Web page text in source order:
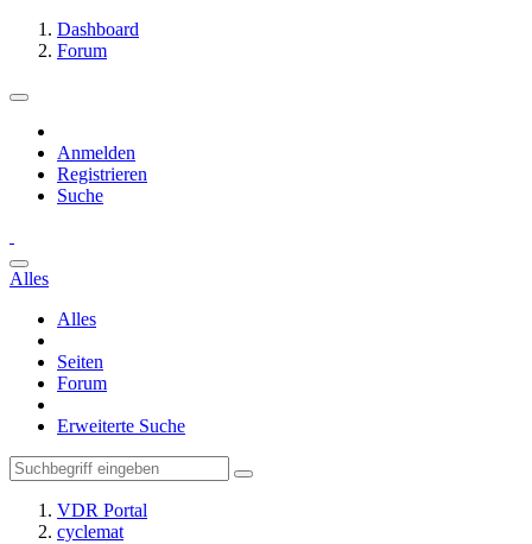
Dashboard
Forum
Anmelden
Registrieren
Suche
Alles
Alles
Seiten
Forum
Erweiterte Suche
VDR Portal
cyclemat